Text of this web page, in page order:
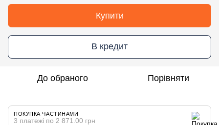
Купити
В кредит
До обраного Порівняти
ПОКУПКА ЧАСТИНАМИ
3 платежі по 2 871.00 грн